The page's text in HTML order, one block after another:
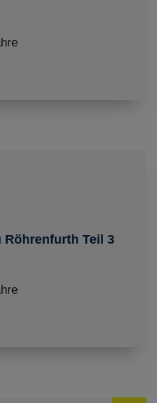
Röhrenfurth Teil 3